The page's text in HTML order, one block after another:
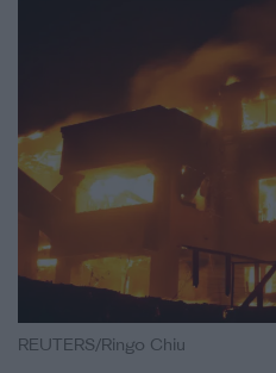
REUTERS/Ringo Chiu